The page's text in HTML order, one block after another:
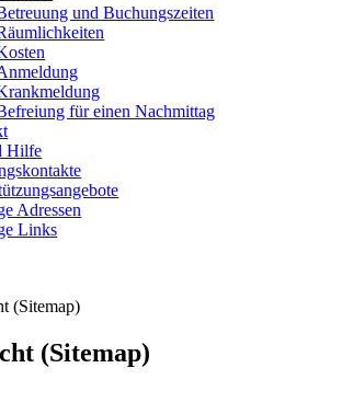
und Buchungszeiten
für einen Nachmittag
Hilfe
Adressen
Links
(Sitemap)
(Sitemap)